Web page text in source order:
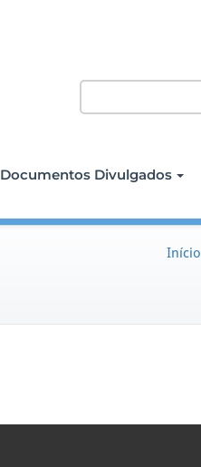
Documentos Divulgados
Início